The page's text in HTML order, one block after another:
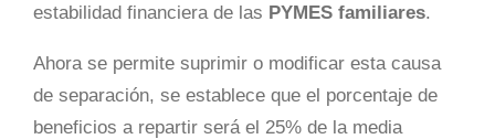
estabilidad financiera de las PYMES familiares.
Ahora se permite suprimir o modificar esta causa
de separación, se establece que el porcentaje de
beneficios a repartir será el 25% de la media